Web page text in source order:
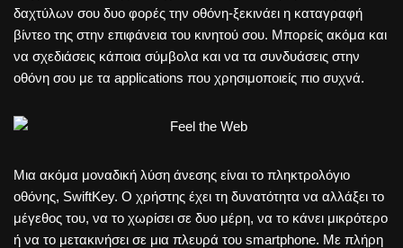
δαχτύλων σου δυο φορές την οθόνη-ξεκινάει η καταγραφή
βίντεο της στην επιφάνεια του κινητού σου. Μπορείς ακόμα και
να σχεδιάσεις κάποια σύμβολα και να τα συνδυάσεις στην
οθόνη σου με τα applications που χρησιμοποιείς πιο συχνά.
Μια ακόμα μοναδική λύση άνεσης είναι το πληκτρολόγιο
οθόνης, SwiftKey. Ο χρήστης έχει τη δυνατότητα να αλλάξει το
μέγεθος του, να το χωρίσει σε δυο μέρη, να το κάνει μικρότερο
ή να το μετακινήσει σε μια πλευρά του smartphone. Με πλήρη